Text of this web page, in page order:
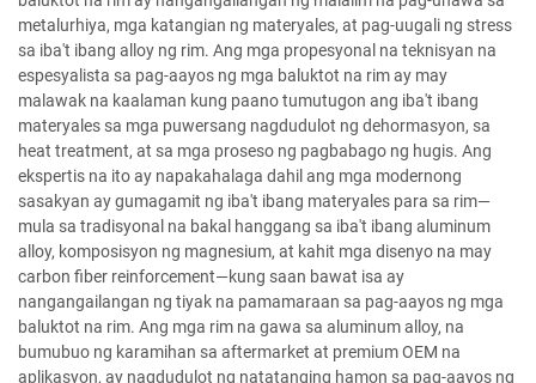
metalurhiya, mga katangian ng materyales, at pag-uugali ng stress
sa iba't ibang alloy ng rim. Ang mga propesyonal na teknisyan na
espesyalista sa pag-aayos ng mga baluktot na rim ay may
malawak na kaalaman kung paano tumutugon ang iba't ibang
materyales sa mga puwersang nagdudulot ng dehormasyon, sa
heat treatment, at sa mga proseso ng pagbabago ng hugis. Ang
ekspertis na ito ay napakahalaga dahil ang mga modernong
sasakyan ay gumagamit ng iba't ibang materyales para sa rim—
mula sa tradisyonal na bakal hanggang sa iba't ibang aluminum
alloy, komposisyon ng magnesium, at kahit mga disenyo na may
carbon fiber reinforcement—kung saan bawat isa ay
nangangailangan ng tiyak na pamamaraan sa pag-aayos ng mga
baluktot na rim. Ang mga rim na gawa sa aluminum alloy, na
bumubuo ng karamihan sa aftermarket at premium OEM na
aplikasyon, ay nagdudulot ng natatanging hamon sa pag-aayos ng